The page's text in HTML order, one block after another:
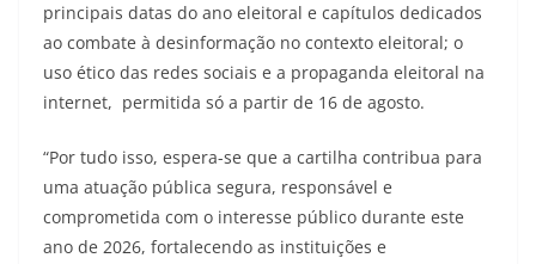
principais datas do ano eleitoral e capítulos dedicados
ao combate à desinformação no contexto eleitoral; o
uso ético das redes sociais e a propaganda eleitoral na
internet, permitida só a partir de 16 de agosto.
“Por tudo isso, espera-se que a cartilha contribua para
uma atuação pública segura, responsável e
comprometida com o interesse público durante este
ano de 2026, fortalecendo as instituições e